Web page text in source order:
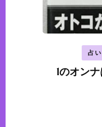
占い
1のオン